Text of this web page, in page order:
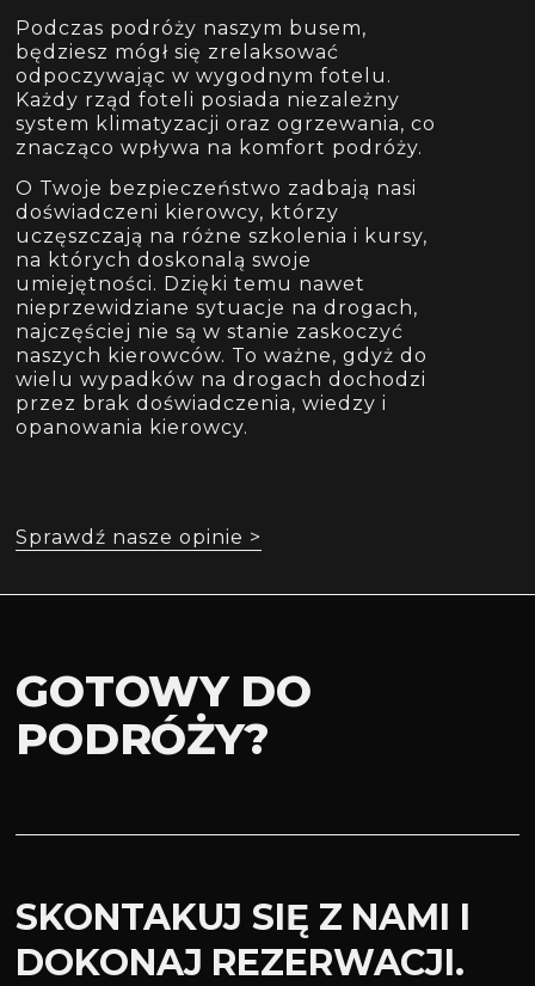
Podczas podróży naszym busem,
będziesz mógł się zrelaksować
odpoczywając w wygodnym fotelu.
Każdy rząd foteli posiada niezależny
system klimatyzacji oraz ogrzewania, co
znacząco wpływa na komfort podróży.
O Twoje bezpieczeństwo zadbają nasi
doświadczeni kierowcy, którzy
uczęszczają na różne szkolenia i kursy,
na których doskonalą swoje
umiejętności. Dzięki temu nawet
nieprzewidziane sytuacje na drogach,
najczęściej nie są w stanie zaskoczyć
naszych kierowców. To ważne, gdyż do
wielu wypadków na drogach dochodzi
przez brak doświadczenia, wiedzy i
opanowania kierowcy.
Sprawdź nasze opinie >
GOTOWY DO
PODRÓŻY?
SKONTAKUJ SIĘ Z NAMI I
DOKONAJ REZERWACJI.